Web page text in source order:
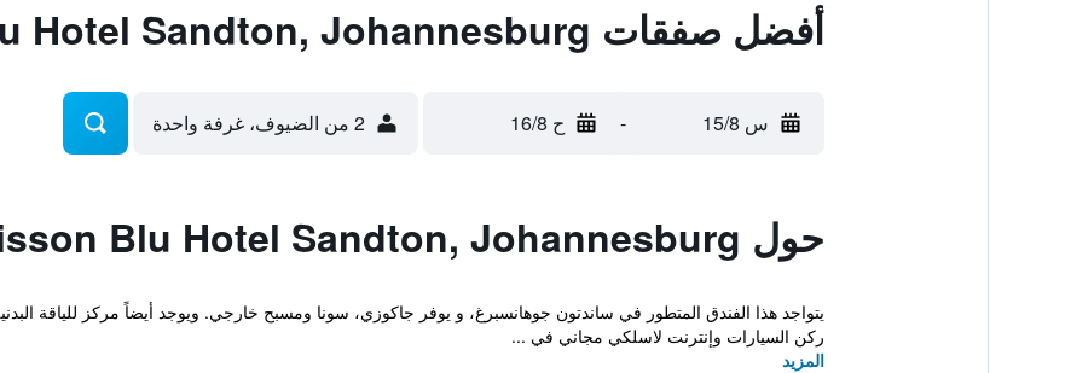
أفضل صفقات Radisson Blu Hotel Sandton, Johannesburg
س 15/8 - ح 16/8 2 من الضيوف، غرفة واحدة
حول Radisson Blu Hotel Sandton, Johannesburg
يتواجد هذا الفندق المتطور في ساندتون جوهانسبرغ، و يوفر جاكوزي، سونا ومسبح خارجي. ويوجد أيضاً مركز للياقة
ركن السيارات وإنترنت لاسلكي مجاني في ...
المزيد